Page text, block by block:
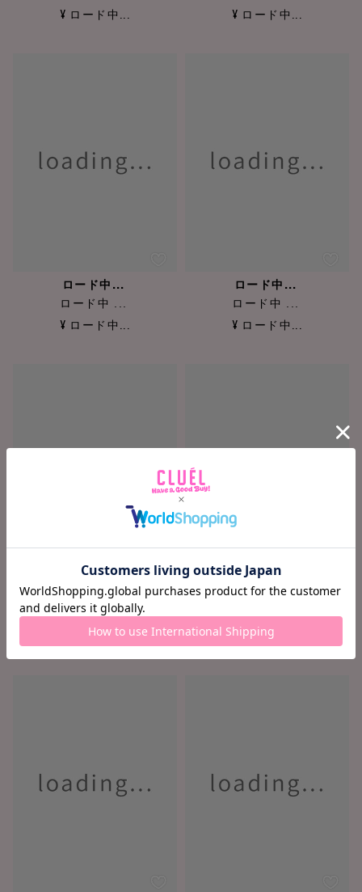
¥ ロード中... ¥ ロード中...
ロード中...
ロード中 ...
¥ ロード中...
ロード中...
ロード中 ...
¥ ロード中...
ロード中...
ロード中 ...
¥ ロード中...
ロード中...
ロード中 ...
¥ ロード中...